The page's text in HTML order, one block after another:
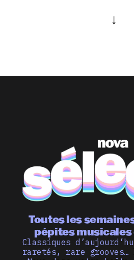
Toutes les
pépites musicales
Classiques
raretés, rare grooves…